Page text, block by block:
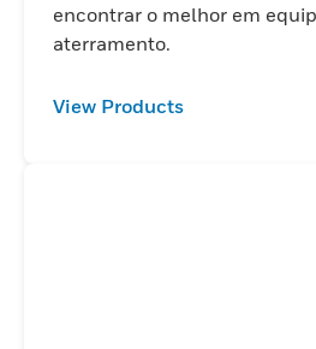
encontrar o melhor em
aterramento.
View Products